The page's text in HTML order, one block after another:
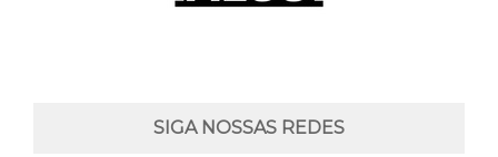
SIGA NOSSAS REDES